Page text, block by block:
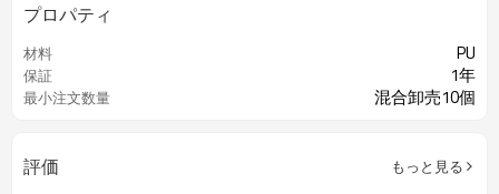
プロパティ
材料 PU
保証 1年
最小注文数量 混合卸売10個
評価 もっと見る